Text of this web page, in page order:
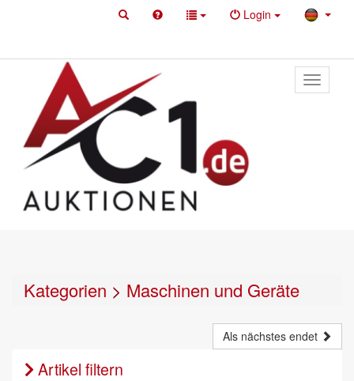
Login
Toggle
primary
Kategorien > Maschinen und Geräte
Als nächstes endet
Artikel filtern